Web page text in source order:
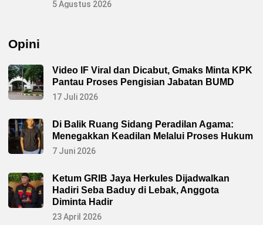
5 Agustus 2026
Opini
Video IF Viral dan Dicabut, Gmaks Minta KPK
Pantau Proses Pengisian Jabatan BUMD
17 Juli 2026
Di Balik Ruang Sidang Peradilan Agama:
Menegakkan Keadilan Melalui Proses Hukum
7 Juni 2026
Ketum GRIB Jaya Herkules Dijadwalkan
Hadiri Seba Baduy di Lebak, Anggota
Diminta Hadir
23 April 2026